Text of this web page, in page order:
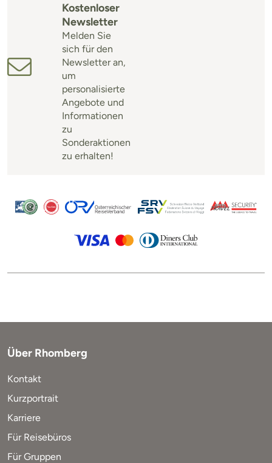
Kostenloser
Newsletter
Melden Sie
sich für den
Newsletter an,
um
personalisierte
Angebote und
Informationen
zu
Sonderaktionen
zu erhalten!
Über Rhomberg
Kontakt
Kurzportrait
Karriere
Für Reisebüros
Für Gruppen